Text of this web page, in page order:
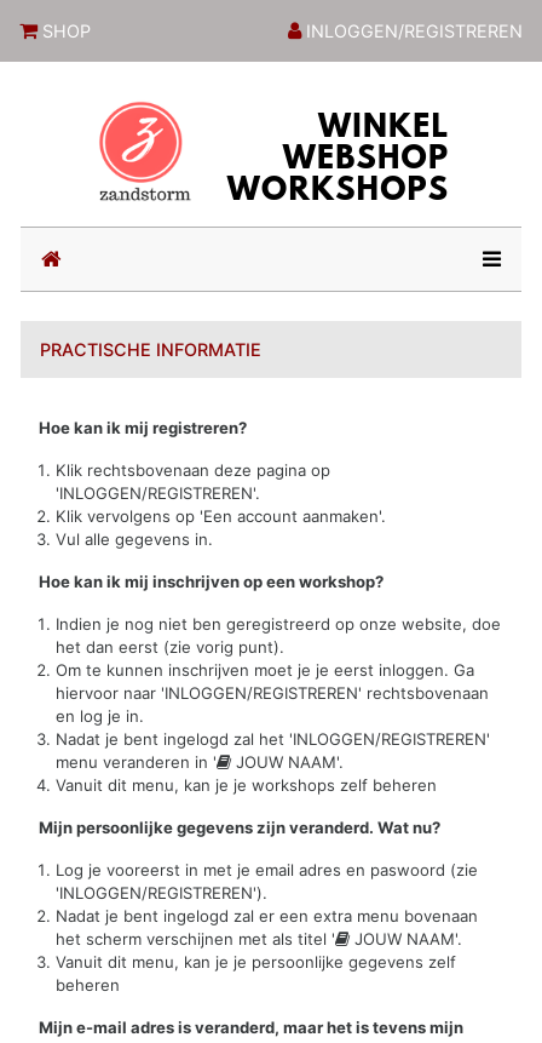
SHOP INLOGGEN/REGISTREREN
(current)
PRACTISCHE INFORMATIE
Hoe kan ik mij registreren?
Klik rechtsbovenaan deze pagina op
'INLOGGEN/REGISTREREN'.
Klik vervolgens op 'Een account aanmaken'.
Vul alle gegevens in.
Hoe kan ik mij inschrijven op een workshop?
Indien je nog niet ben geregistreerd op onze website, doe
het dan eerst (zie vorig punt).
Om te kunnen inschrijven moet je je eerst inloggen. Ga
hiervoor naar 'INLOGGEN/REGISTREREN' rechtsbovenaan
en log je in.
Nadat je bent ingelogd zal het 'INLOGGEN/REGISTREREN'
menu veranderen in '
JOUW NAAM'.
Vanuit dit menu, kan je je workshops zelf beheren
Mijn persoonlijke gegevens zijn veranderd. Wat nu?
Log je vooreerst in met je email adres en paswoord (zie
'INLOGGEN/REGISTREREN').
Nadat je bent ingelogd zal er een extra menu bovenaan
het scherm verschijnen met als titel '
JOUW NAAM'.
Vanuit dit menu, kan je je persoonlijke gegevens zelf
beheren
Mijn e-mail adres is veranderd, maar het is tevens mijn